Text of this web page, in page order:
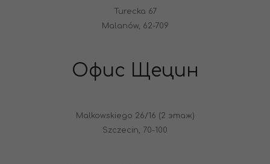
Turecka 67
Malanów, 62-709
Офис Щецин
Malkowskiego 26/16 (2 этаж)
Szczecin, 70-100